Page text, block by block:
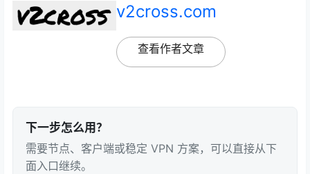
v2cross.com
查看作者文章
下一步怎么用？
需要节点、客户端或稳定 VPN 方案，可以直接从下
面入口继续。